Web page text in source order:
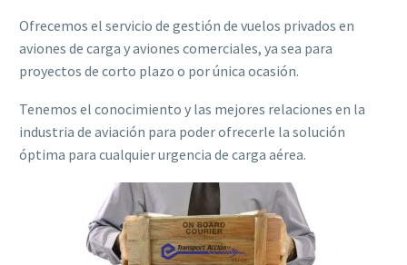
Ofrecemos el servicio de gestión de vuelos privados en
aviones de carga y aviones comerciales, ya sea para
proyectos de corto plazo o por única ocasión.
Tenemos el conocimiento y las mejores relaciones en la
industria de aviación para poder ofrecerle la solución
óptima para cualquier urgencia de carga aérea.